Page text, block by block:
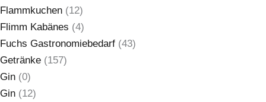
Flammkuchen (12)
Flimm Kabänes (4)
Fuchs Gastronomiebedarf (43)
Getränke (157)
Gin (0)
Gin (12)